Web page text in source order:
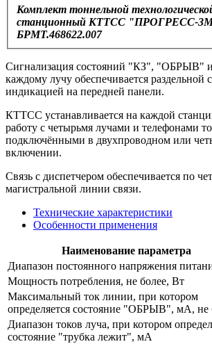
Комплект тоннельной
станционный КТТСС "ПРОГРЕСС-
БРМТ.468622.007
Сигнализация состояний "КЗ",
каждому лучу обеспечивается раздельной
индикацией на передней панели.
КТТСС устанавливается на каждой
работу с четырьмя лучами и телефонами
подключёнными в двухпроводном или
включении.
Связь с диспетчером обеспечивается по
магистральной линии связи.
Технические характеристики
Особенности применения
Наименование параметра
Диапазон постоянного напряжения
Мощность потребления, не более, Вт
Максимальный ток линии, при котором
определяется состояние "ОБРЫВ", мА, не
Диапазон токов луча, при котором
состояние "трубка лежит", мА